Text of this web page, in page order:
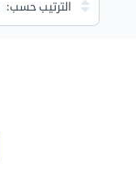
الترتيب حسب: